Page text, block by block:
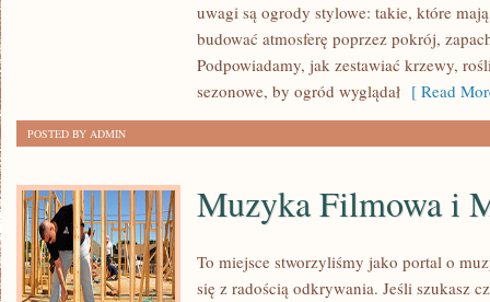
uwagi są ogrody stylowe: takie, które
budować atmosferę poprzez pokrój,
Podpowiadamy, jak zestawiać krzewy,
sezonowe, by ogród wyglądał [ Read
POSTED BY ADMIN
Muzyka Filmowa i
To miejsce stworzyliśmy jako portal o
się z radością odkrywania. Jeśli szukasz